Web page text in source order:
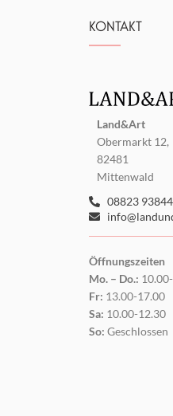
KONTAKT
Land&Art
Obermarkt 12,
82481
Mittenwald
08823
Öffnungszeiten
Mo. – Do.:
Fr: 13.00-17.00
Sa: 10.00-12.30
So: Geschlossen